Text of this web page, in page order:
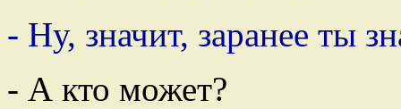
- Ну, значит, заранее ты
- А кто может?